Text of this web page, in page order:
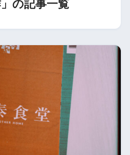
の記事一覧